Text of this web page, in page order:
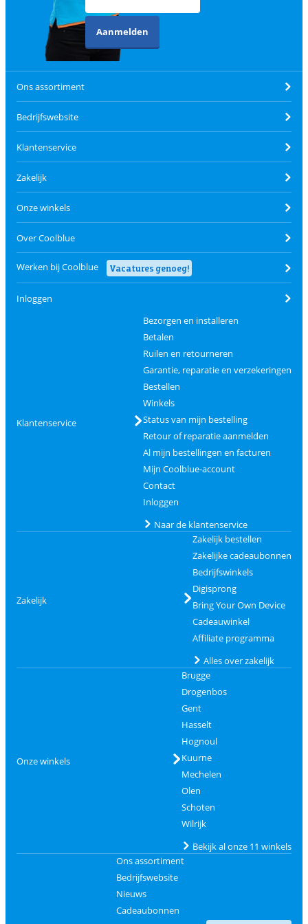
Aanmelden
Ons assortiment
Bedrijfswebsite
Klantenservice
Zakelijk
Onze winkels
Over Coolblue
Werken bij Coolblue Vacatures genoeg!
Inloggen
Klantenservice
Bezorgen en installeren
Betalen
Ruilen en retourneren
Garantie, reparatie en verzekeringen
Bestellen
Winkels
Status van mijn bestelling
Retour of reparatie aanmelden
Al mijn bestellingen en facturen
Mijn Coolblue-account
Contact
Inloggen
Naar de klantenservice
Zakelijk
Zakelijk bestellen
Zakelijke cadeaubonnen
Bedrijfswinkels
Digisprong
Bring Your Own Device
Cadeauwinkel
Affiliate programma
Alles over zakelijk
Onze winkels
Brugge
Drogenbos
Gent
Hasselt
Hognoul
Kuurne
Mechelen
Olen
Schoten
Wilrijk
Bekijk al onze 11 winkels
Ons assortiment
Bedrijfswebsite
Nieuws
Cadeaubonnen